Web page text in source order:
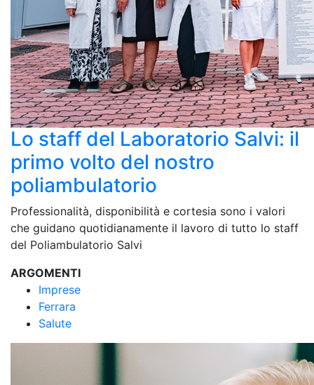
Lo staff del Laboratorio Salvi: il
primo volto del nostro
poliambulatorio
Professionalità, disponibilità e cortesia sono i valori
che guidano quotidianamente il lavoro di tutto lo staff
del Poliambulatorio Salvi
ARGOMENTI
Imprese
Ferrara
Salute